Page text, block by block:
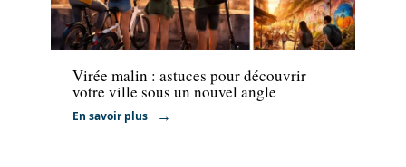
Activités
Virée malin : astuces pour découvrir
votre ville sous un nouvel angle
En savoir plus